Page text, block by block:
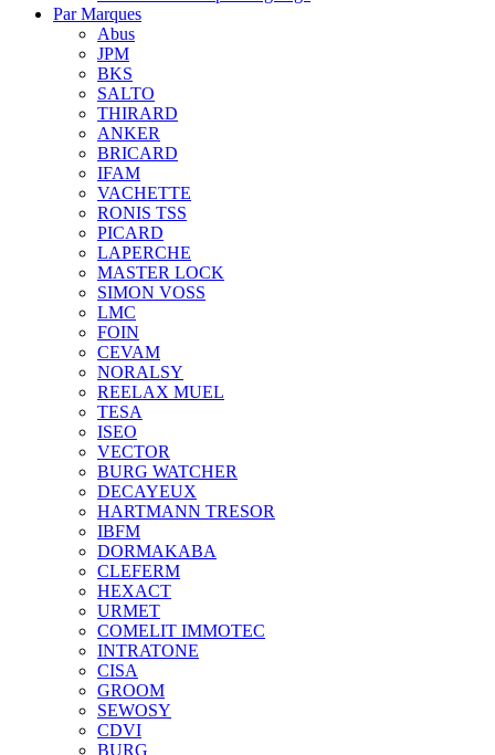
Par Marques
Abus
JPM
BKS
SALTO
THIRARD
ANKER
BRICARD
IFAM
VACHETTE
RONIS TSS
PICARD
LAPERCHE
MASTER LOCK
SIMON VOSS
LMC
FOIN
CEVAM
NORALSY
REELAX MUEL
TESA
ISEO
VECTOR
BURG WATCHER
DECAYEUX
HARTMANN TRESOR
IBFM
DORMAKABA
CLEFERM
HEXACT
URMET
COMELIT IMMOTEC
INTRATONE
CISA
GROOM
SEWOSY
CDVI
BURG